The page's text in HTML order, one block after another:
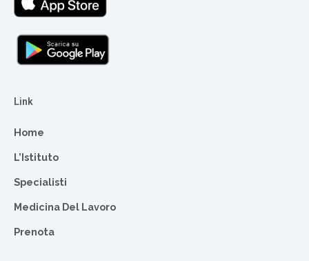
Link
Home
L’Istituto
Specialisti
Medicina Del Lavoro
Prenota